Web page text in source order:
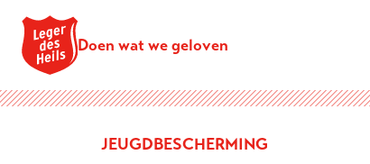
Doen wat we geloven
JEUGDBESCHERMING